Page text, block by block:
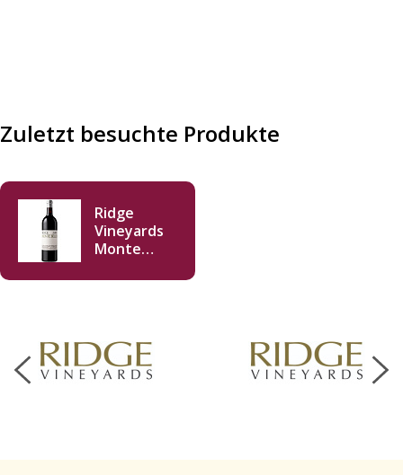
Zuletzt besuchte Produkte
Ridge
Vineyards
Monte
Double